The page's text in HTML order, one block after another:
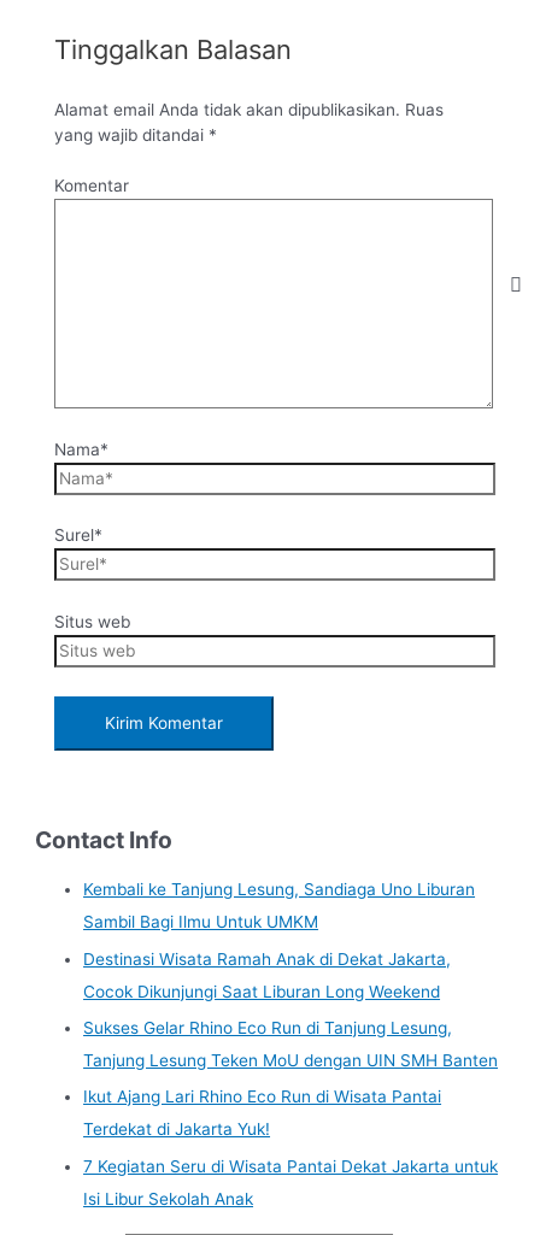
Tinggalkan Balasan
Alamat email Anda tidak akan dipublikasikan. Ruas
yang wajib ditandai *
Komentar
Nama*
Surel*
Situs web
Contact Info
Kembali ke Tanjung Lesung, Sandiaga Uno Liburan
Sambil Bagi Ilmu Untuk UMKM
Destinasi Wisata Ramah Anak di Dekat Jakarta,
Cocok Dikunjungi Saat Liburan Long Weekend
Sukses Gelar Rhino Eco Run di Tanjung Lesung,
Tanjung Lesung Teken MoU dengan UIN SMH Banten
Ikut Ajang Lari Rhino Eco Run di Wisata Pantai
Terdekat di Jakarta Yuk!
7 Kegiatan Seru di Wisata Pantai Dekat Jakarta untuk
Isi Libur Sekolah Anak